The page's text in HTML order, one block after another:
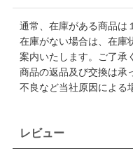
通常、在庫がある商品は
在庫がない場合は、在庫
案内いたします。ご了承
商品の返品及び交換は承
不良など当社原因による
レビュー